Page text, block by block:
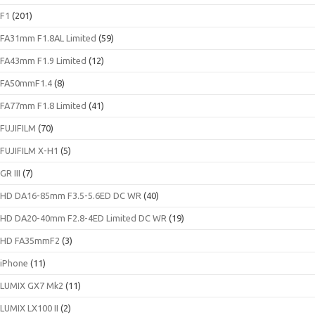
F1 (201)
FA31mm F1.8AL Limited (59)
FA43mm F1.9 Limited (12)
FA50mmF1.4 (8)
FA77mm F1.8 Limited (41)
FUJIFILM (70)
FUJIFILM X-H1 (5)
GR III (7)
HD DA16-85mm F3.5-5.6ED DC WR (40)
HD DA20-40mm F2.8-4ED Limited DC WR (19)
HD FA35mmF2 (3)
iPhone (11)
LUMIX GX7 Mk2 (11)
LUMIX LX100 II (2)